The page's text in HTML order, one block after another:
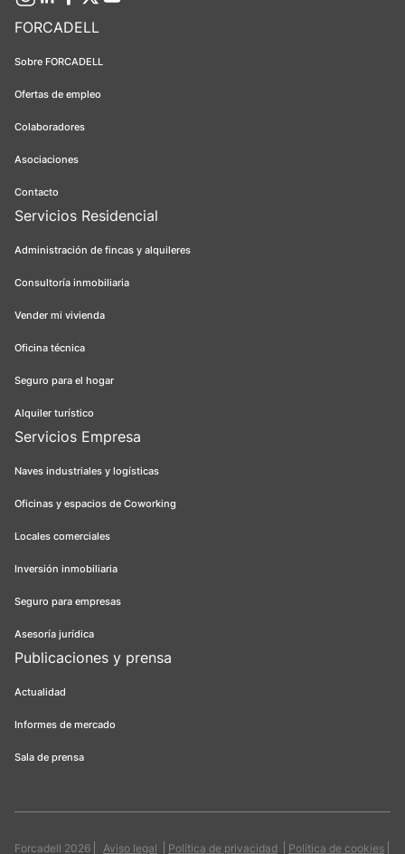
FORCADELL
Sobre FORCADELL
Ofertas de empleo
Colaboradores
Asociaciones
Contacto
Servicios Residencial
Administración de fincas y alquileres
Consultoría inmobiliaria
Vender mi vivienda
Oficina técnica
Seguro para el hogar
Alquiler turístico
Servicios Empresa
Naves industriales y logísticas
Oficinas y espacios de Coworking
Locales comerciales
Inversión inmobiliaria
Seguro para empresas
Asesoría jurídica
Publicaciones y prensa
Actualidad
Informes de mercado
Sala de prensa
Forcadell 2026 Aviso legal Política de privacidad Política de cookies